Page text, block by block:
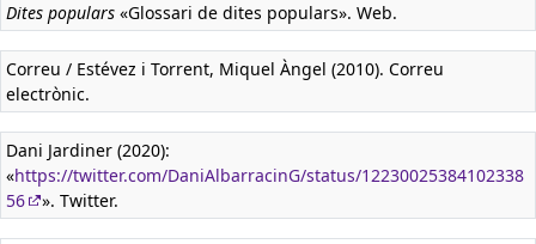
Dites populars «Glossari de dites populars». Web.
Correu / Estévez i Torrent, Miquel Àngel (2010). Correu
electrònic.
Dani Jardiner (2020):
«https://twitter.com/DaniAlbarracinG/status/12230025384102338
56
». Twitter.